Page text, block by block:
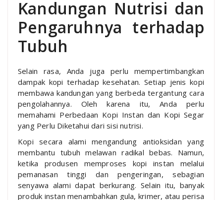
Kandungan Nutrisi dan
Pengaruhnya terhadap
Tubuh
Selain rasa, Anda juga perlu mempertimbangkan
dampak kopi terhadap kesehatan. Setiap jenis kopi
membawa kandungan yang berbeda tergantung cara
pengolahannya. Oleh karena itu, Anda perlu
memahami Perbedaan Kopi Instan dan Kopi Segar
yang Perlu Diketahui dari sisi nutrisi.
Kopi secara alami mengandung antioksidan yang
membantu tubuh melawan radikal bebas. Namun,
ketika produsen memproses kopi instan melalui
pemanasan tinggi dan pengeringan, sebagian
senyawa alami dapat berkurang. Selain itu, banyak
produk instan menambahkan gula, krimer, atau perisa